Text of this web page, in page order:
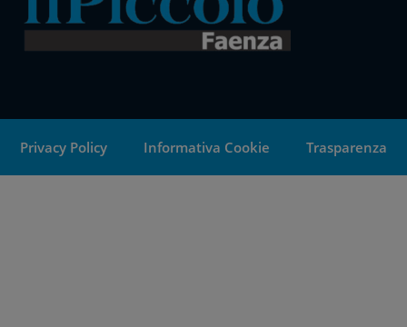
Privacy Policy Informativa Cookie Trasparenza